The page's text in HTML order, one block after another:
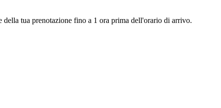
della tua prenotazione fino a 1 ora prima dell'orario di arrivo.